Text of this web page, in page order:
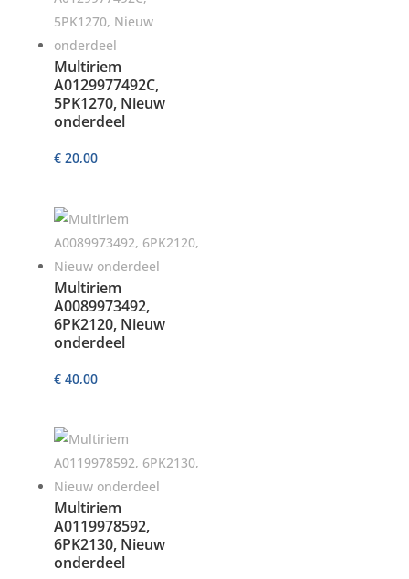
Multiriem
A0129977492C,
5PK1270, Nieuw
onderdeel
€20,00
Multiriem
A0089973492,
6PK2120, Nieuw
onderdeel
€40,00
Multiriem
A0119978592,
6PK2130, Nieuw
onderdeel